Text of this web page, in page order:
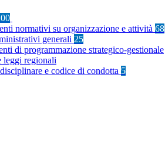
normativi su organizzazione e attività 68
generali 25
di programmazione strategico-gestionale
leggi regionali
e codice di condotta 5